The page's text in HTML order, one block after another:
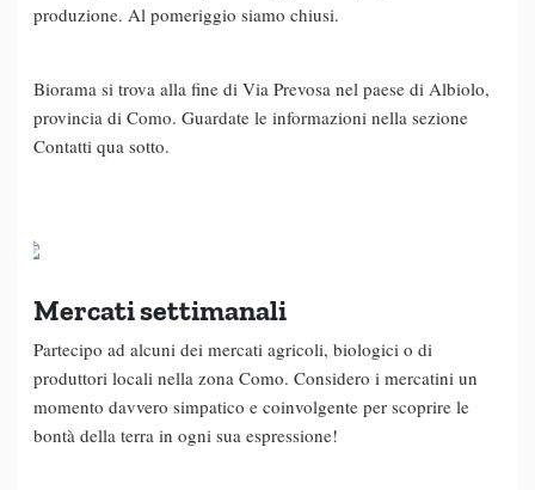
produzione. Al pomeriggio siamo chiusi.
Biorama si trova alla fine di Via Prevosa nel paese di Albiolo,
provincia di Como. Guardate le informazioni nella sezione
Contatti qua sotto.
Mercati settimanali
Partecipo ad alcuni dei mercati agricoli, biologici o di
produttori locali nella zona Como. Considero i mercatini un
momento davvero simpatico e coinvolgente per scoprire le
bontà della terra in ogni sua espressione!